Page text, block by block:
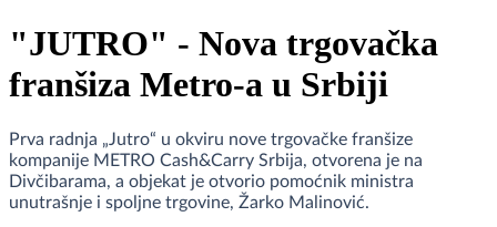
"JUTRO" - Nova trgovačka
franšiza Metro-a u Srbiji
Prva radnja „Jutro“ u okviru nove trgovačke franšize
kompanije METRO Cash&Carry Srbija, otvorena je na
Divčibarama, a objekat je otvorio pomoćnik ministra
unutrašnje i spoljne trgovine, Žarko Malinović.